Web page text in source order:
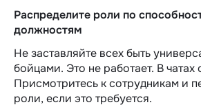
Распределите роли по
должностям
Не заставляйте всех быть
бойцами. Это не работает. В чатах
Присмотритесь к сотрудникам и
роли, если это требуется.